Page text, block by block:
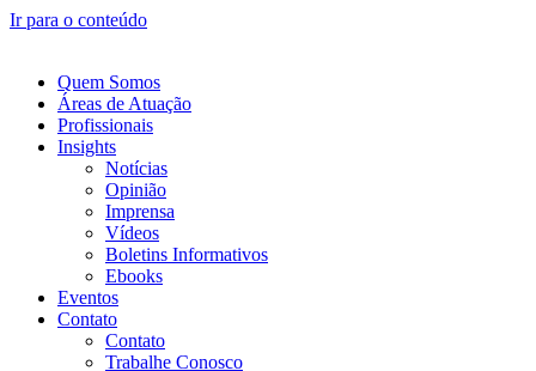
Ir para o conteúdo
Quem Somos
Áreas de Atuação
Profissionais
Insights
Notícias
Opinião
Imprensa
Vídeos
Boletins Informativos
Ebooks
Eventos
Contato
Contato
Trabalhe Conosco